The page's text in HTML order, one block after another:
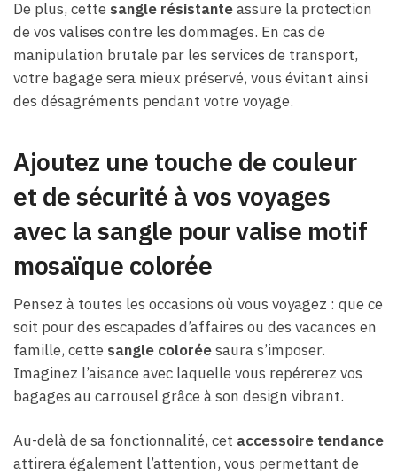
De plus, cette sangle résistanteassure la protection
de vos valises contre les dommages. En cas de
manipulation brutale par les services de transport,
votre bagage sera mieux préservé, vous évitant ainsi
des désagréments pendant votre voyage.
Ajoutez une touche de couleur
et de sécurité à vos voyages
avec la sangle pour valise motif
mosaïque colorée
Pensez à toutes les occasions où vous voyagez : que ce
soit pour des escapades d’affaires ou des vacances en
famille, cette sangle coloréesaura s’imposer.
Imaginez l’aisance avec laquelle vous repérerez vos
bagages au carrousel grâce à son design vibrant.
Au-delà de sa fonctionnalité, cet accessoire tendance
attirera également l’attention, vous permettant de